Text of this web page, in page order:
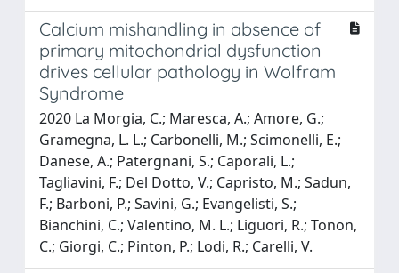
Calcium mishandling in absence of
primary mitochondrial dysfunction
drives cellular pathology in Wolfram
Syndrome
2020 La Morgia, C.; Maresca, A.; Amore, G.;
Gramegna, L. L.; Carbonelli, M.; Scimonelli, E.;
Danese, A.; Patergnani, S.; Caporali, L.;
Tagliavini, F.; Del Dotto, V.; Capristo, M.; Sadun,
F.; Barboni, P.; Savini, G.; Evangelisti, S.;
Bianchini, C.; Valentino, M. L.; Liguori, R.; Tonon,
C.; Giorgi, C.; Pinton, P.; Lodi, R.; Carelli, V.